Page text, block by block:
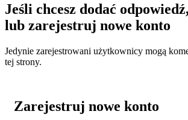
Jeśli chcesz dodać
lub zarejestruj nowe konto
Jedynie zarejestrowani użytkownicy mogą
tej strony.
Zarejestruj nowe konto